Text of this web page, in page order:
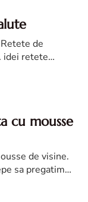
de
idei retete
cu mousse
de visine.
sa pregatim